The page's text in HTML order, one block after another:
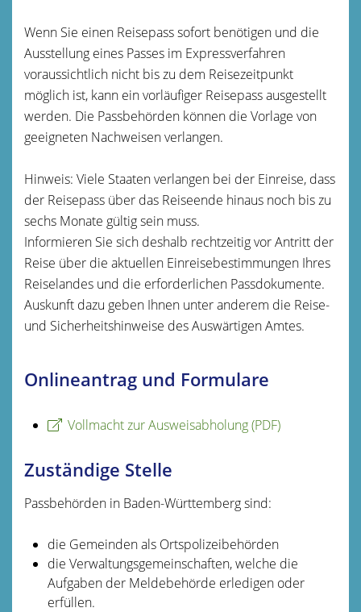
Wenn Sie einen Reisepass sofort benötigen und die
Ausstellung eines Passes im Expressverfahren
voraussichtlich nicht bis zu dem Reisezeitpunkt
möglich ist, kann ein vorläufiger Reisepass ausgestellt
werden. Die Passbehörden können die Vorlage von
geeigneten Nachweisen verlangen.
Hinweis: Viele Staaten verlangen bei der Einreise, dass
der Reisepass über das Reiseende hinaus noch bis zu
sechs Monate gültig sein muss.
Informieren Sie sich deshalb rechtzeitig vor Antritt der
Reise über die aktuellen Einreisebestimmungen Ihres
Reiselandes und die erforderlichen Passdokumente.
Auskunft dazu geben Ihnen unter anderem die Reise-
und Sicherheitshinweise des Auswärtigen Amtes.
Onlineantrag und Formulare
Vollmacht zur Ausweisabholung (PDF)
Zuständige Stelle
Passbehörden in Baden-Württemberg sind:
die Gemeinden als Ortspolizeibehörden
die Verwaltungsgemeinschaften,welche die
Aufgaben der Meldebehörde erledigen oder
erfüllen.